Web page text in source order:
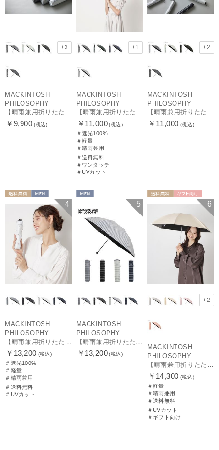
+3
MACKINTOSH
PHILOSOPHY
￥9,900 (税込)
+1
MACKINTOSH
PHILOSOPHY
￥11,000 (税込)
＃遮光100%
＃軽量
＃晴雨兼用
＃送料無料
＃ワンタッチ
＃UVカット
+2
MACKINTOSH
PHILOSOPHY
￥11,000 (税込)
4
MACKINTOSH
PHILOSOPHY
【晴雨兼用折りたたみ日傘】マッキントッシュ フィロソフィー (MACKINTOSH PHILOSOPHY)コーギー 雨の日OK 軽量 遮光100％ 遮熱 UV
￥13,200 (税込)
＃遮光100%
＃軽量
＃晴雨兼用
＃送料無料
＃UVカット
5
MACKINTOSH
PHILOSOPHY
【晴雨兼用折りたたみ日傘】マッキントッシュ フィロソフィー (MACKINTOSH PHILOSOPHY) ボーダー 雨の日OK 軽量 一級遮光99.99% 遮熱 UV 晴雨兼用
￥13,200 (税込)
ギフト向け
6
+2
MACKINTOSH
PHILOSOPHY
￥14,300 (税込)
＃軽量
＃晴雨兼用
＃送料無料
＃UVカット
＃ギフト向け